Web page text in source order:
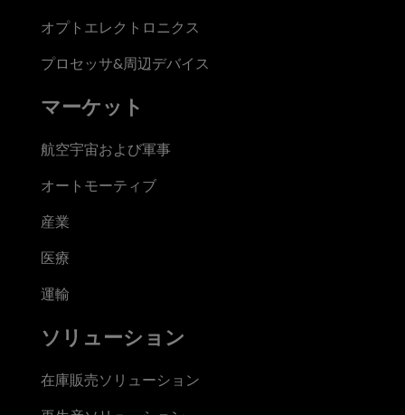
オプトエレクトロニクス
プロセッサ&周辺デバイス
マーケット
航空宇宙および軍事
オートモーティブ
産業
医療
運輸
ソリューション
在庫販売ソリューション